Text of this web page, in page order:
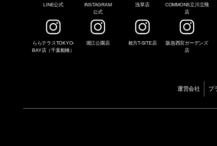
LINE公式
INSTAGRAM
公式
浅草店
COMMONS立川立飛
店
ららテラスTOKYO-
BAY店（千葉船橋）
堀江公園店 枚方T-SITE店
阪急西宮ガーデンズ
店
運営会社 プ